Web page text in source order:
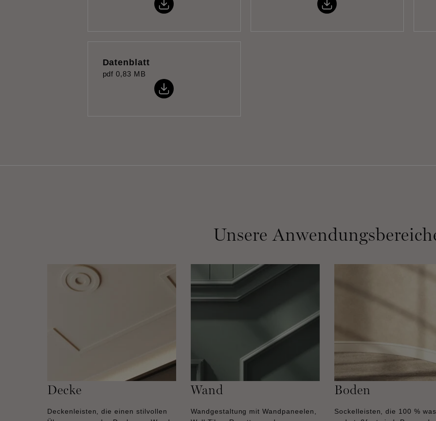
Datenblatt
pdf 0,83 MB
Unsere
Decke
Deckenleisten, die einen stilvollen
Wand
Wandgestaltung mit Wandpaneelen,
Boden
Sockelleisten, die 100 %